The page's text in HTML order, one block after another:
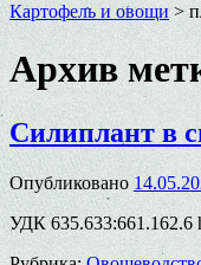
Картофель и овощи >
Архив
Cилиплант в
Опубликовано
УДК 635.633:661.162.6